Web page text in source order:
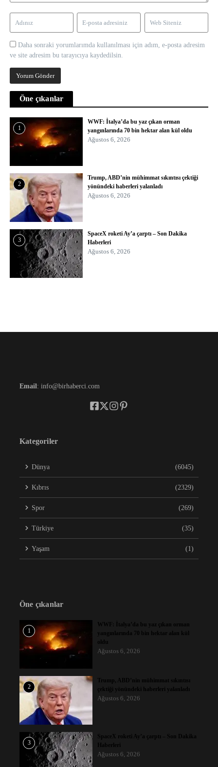
Daha sonraki yorumlarımda kullanılması için adım, e-posta adresim
ve site adresim bu tarayıcıya kaydedilsin.
Öne çıkanlar
1
WWF: İtalya’da bu yaz çıkan orman
yangınlarında 70 bin hektar alan kül oldu
Ağustos 6, 2026
2
Trump, ABD’nin mühimmat sıkıntısı çektiği
yönündeki haberleri yalanladı
Ağustos 6, 2026
3
SpaceX roketi Ay’a çarptı – Son Dakika
Haberleri
Ağustos 6, 2026
Email : info@birhaberci.com
Kategoriler
Dünya (6045)
Kıbrıs (2329)
Spor (269)
Türkiye (35)
Yaşam (1)
Öne çıkanlar
1
WWF: İtalya’da bu yaz çıkan orman
yangınlarında 70 bin hektar alan kül
oldu
Ağustos 6, 2026
2
Trump, ABD’nin mühimmat sıkıntısı
çektiği yönündeki haberleri yalanladı
Ağustos 6, 2026
3
SpaceX roketi Ay’a çarptı – Son Dakika
Haberleri
Ağustos 6, 2026